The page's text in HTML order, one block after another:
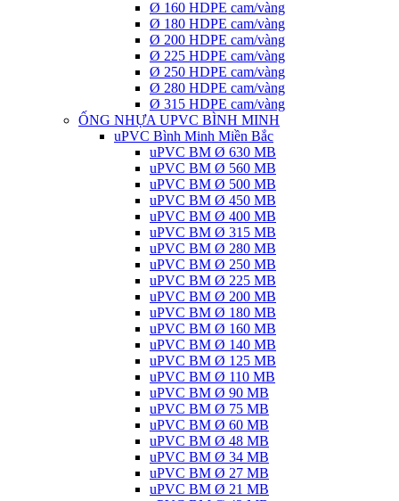
Ø 160 HDPE cam/vàng
Ø 180 HDPE cam/vàng
Ø 200 HDPE cam/vàng
Ø 225 HDPE cam/vàng
Ø 250 HDPE cam/vàng
Ø 280 HDPE cam/vàng
Ø 315 HDPE cam/vàng
ỐNG NHỰA UPVC BÌNH MINH
uPVC Bình Minh Miền Bắc
uPVC BM Ø 630 MB
uPVC BM Ø 560 MB
uPVC BM Ø 500 MB
uPVC BM Ø 450 MB
uPVC BM Ø 400 MB
uPVC BM Ø 315 MB
uPVC BM Ø 280 MB
uPVC BM Ø 250 MB
uPVC BM Ø 225 MB
uPVC BM Ø 200 MB
uPVC BM Ø 180 MB
uPVC BM Ø 160 MB
uPVC BM Ø 140 MB
uPVC BM Ø 125 MB
uPVC BM Ø 110 MB
uPVC BM Ø 90 MB
uPVC BM Ø 75 MB
uPVC BM Ø 60 MB
uPVC BM Ø 48 MB
uPVC BM Ø 34 MB
uPVC BM Ø 27 MB
uPVC BM Ø 21 MB